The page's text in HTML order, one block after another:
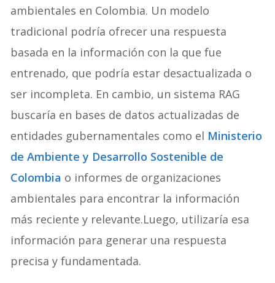
ambientales en Colombia. Un modelo
tradicional podría ofrecer una respuesta
basada en la información con la que fue
entrenado, que podría estar desactualizada o
ser incompleta. En cambio, un sistema RAG
buscaría en bases de datos actualizadas de
entidades gubernamentales como el Ministerio
de Ambiente y Desarrollo Sostenible de
Colombia o informes de organizaciones
ambientales para encontrar la información
más reciente y relevante.Luego, utilizaría esa
información para generar una respuesta
precisa y fundamentada.